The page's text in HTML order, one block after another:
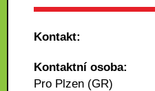
Kontakt:
Kontaktní osoba:
Pro Plzen (GR)